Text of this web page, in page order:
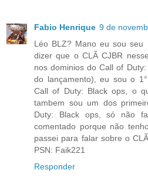
Fabio Henrique 9 de
Léo BLZ? Mano eu sou
dizer que o CLÃ CJBR
nos dominios do Call of
do lançamento), eu sou o
Call of Duty: Black ops, o
tambem sou um dos
Duty: Black ops, só não
comentado porque não
passei para falar sobre o
PSN: Faik221
Responder